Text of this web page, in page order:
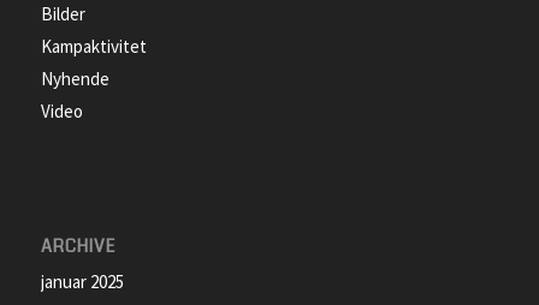
Bilder
Kampaktivitet
Nyhende
Video
ARCHIVE
januar 2025